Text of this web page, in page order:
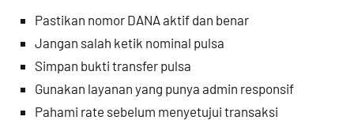
Pastikan nomor DANA aktif dan benar
Jangan salah ketik nominal pulsa
Simpan bukti transfer pulsa
Gunakan layanan yang punya admin responsif
Pahami rate sebelum menyetujui transaksi